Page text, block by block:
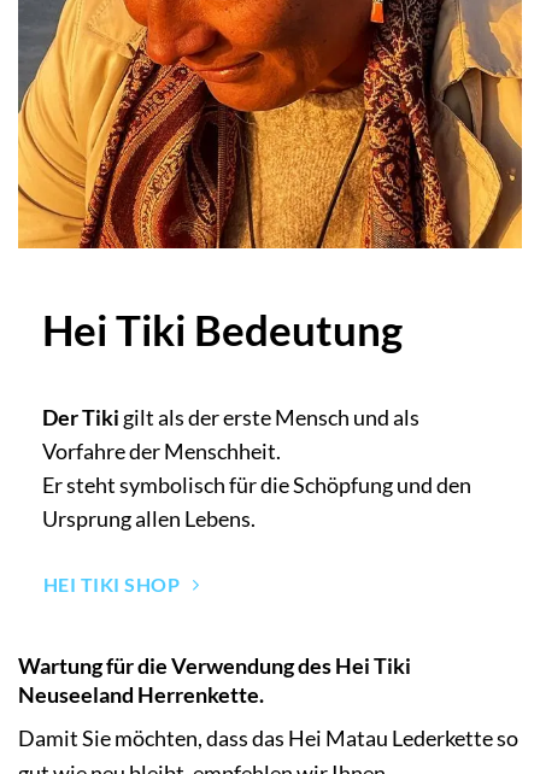
Hei Tiki Bedeutung
Der Tiki gilt als der erste Mensch und als
Vorfahre der Menschheit.
Er steht symbolisch für die Schöpfung und den
Ursprung allen Lebens.
HEI TIKI SHOP
Wartung für die Verwendung des Hei Tiki
Neuseeland Herrenkette.
Damit Sie möchten, dass das Hei Matau Lederkette so